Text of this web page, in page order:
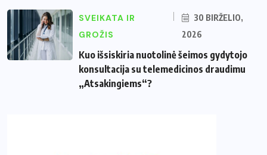
SVEIKATA IR
GROŽIS
30 BIRŽELIO,
2026
Kuo išsiskiria nuotolinė šeimos gydytojo
konsultacija su telemedicinos draudimu
„Atsakingiems“?